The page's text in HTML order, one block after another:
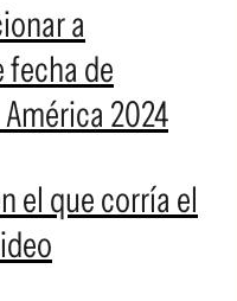
a
fecha de
2024
el que corría el